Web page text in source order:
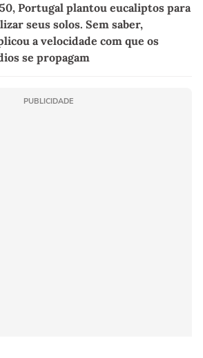
Portugal plantou eucaliptos para
seus solos. Sem saber,
a velocidade com que os
se propagam
PUBLICIDADE